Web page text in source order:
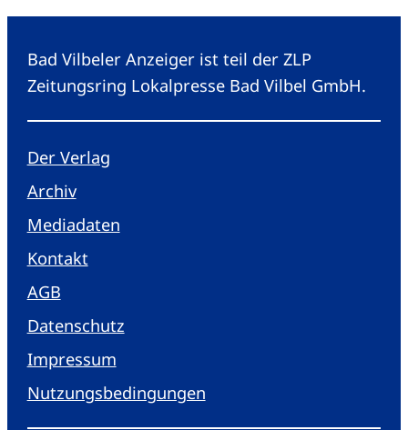
Bad Vilbeler Anzeiger ist teil der ZLP
Zeitungsring Lokalpresse Bad Vilbel GmbH.
Der Verlag
Archiv
Mediadaten
Kontakt
AGB
Datenschutz
Impressum
Nutzungsbedingungen